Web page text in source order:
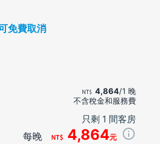
免費取消
4,864/1 晚
不含稅金和服務費
只剩 1 間客房
每晚 4,864元